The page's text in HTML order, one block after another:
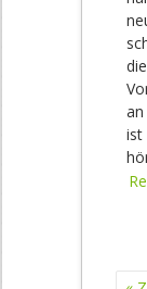
ist